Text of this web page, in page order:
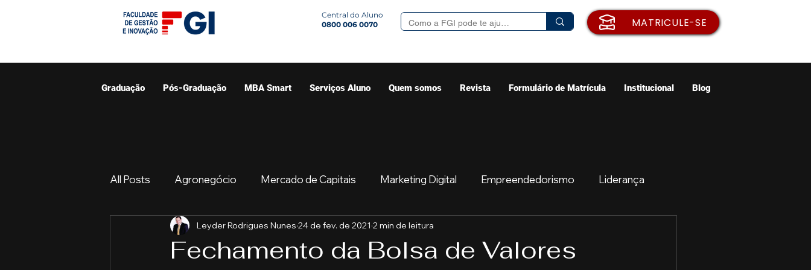
Central do Aluno
0800 006 0070
MATRICULE-SE
Graduação Pós-Graduação MBA Smart Serviços Aluno Quem somos Revista Formulário de Matrícula Institucional Blog
All Posts Agronegócio Mercado de Capitais Marketing Digital Empreendedorismo Liderança
Graduação Resumo do Mercado Sua comunidade
Fechamento da Bolsa de Valores
Leyder Rodrigues Nunes 24 de fev. de 2021 2 min de leitura